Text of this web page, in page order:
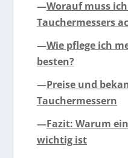
—Worauf muss
Tauchermessers
—Wie pflege ich
besten?
—Preise und
Tauchermessern
—Fazit: Warum
wichtig ist